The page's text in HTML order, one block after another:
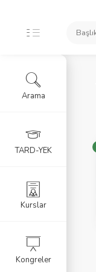
Arama
TARD-YEK
Kurslar
Kongreler